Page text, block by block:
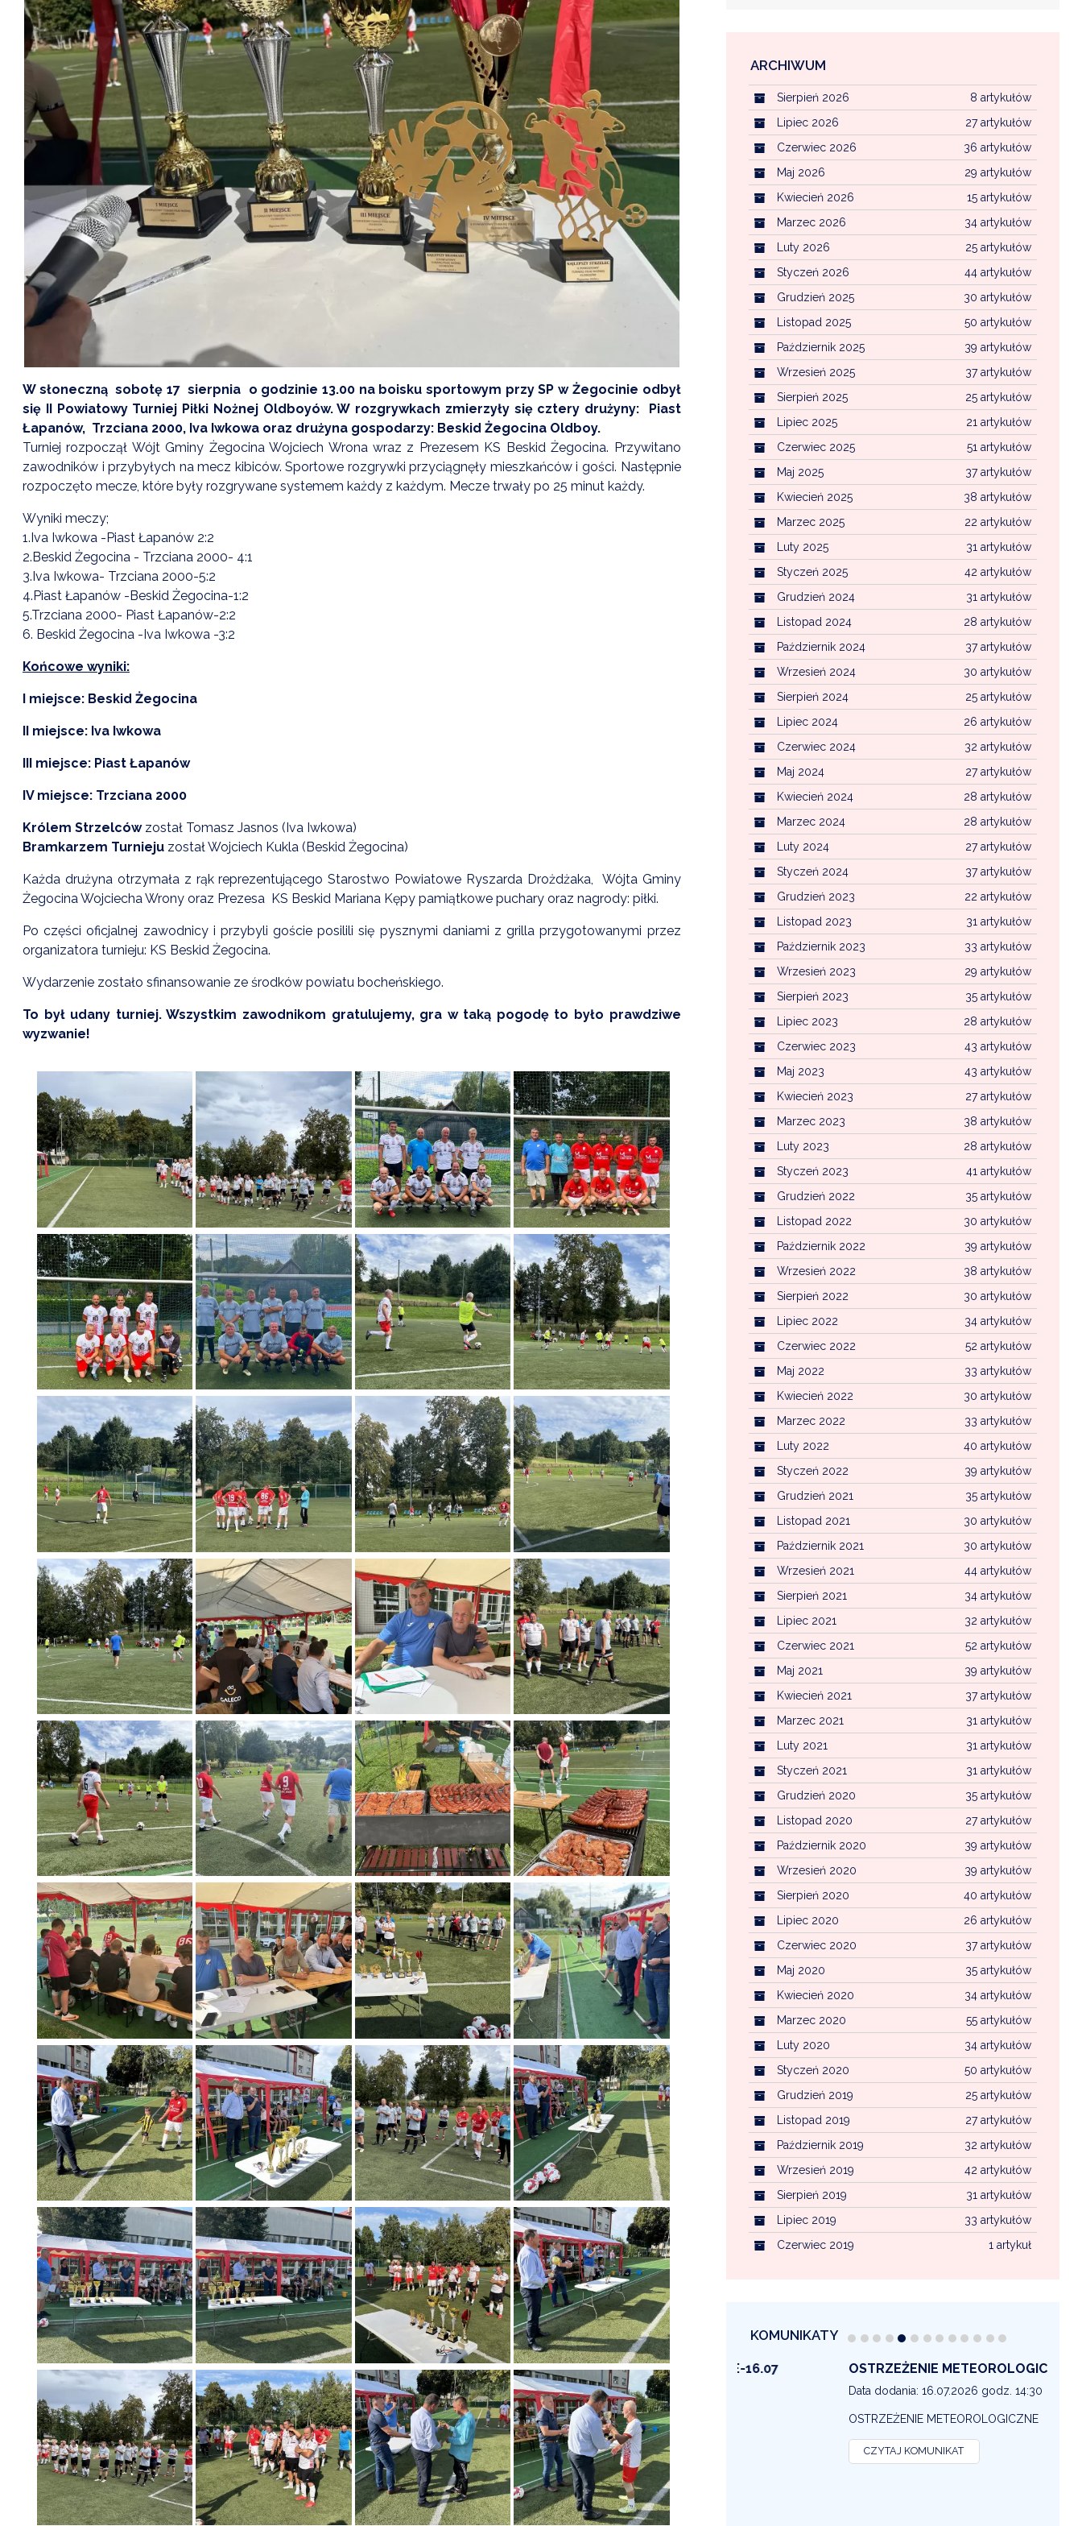
ZDROWIE
CZYSTE POWIETRZE EKOINTERWENCJA
WFOŚ CZYSTE POWIETRZE
CENTRALNA EWIDENCJA EMISYJNOŚCI
GOSPODARKA ODPADAMI KOMUNALNYMI
KOMUNIKACJA
PRZYDATNE STRONY
W słoneczną sobotę 17 sierpnia o godzinie 13.00 na boisku sportowym przy SP w Żegocinie odbył
się II Powiatowy Turniej Piłki Nożnej Oldboyów. W rozgrywkach zmierzyły się cztery drużyny: Piast
Łapanów, Trzciana 2000, Iva Iwkowa oraz drużyna gospodarzy: Beskid Żegocina Oldboy.
Turniej rozpoczął Wójt Gminy Żegocina Wojciech Wrona wraz z Prezesem KS Beskid Żegocina. Przywitano
zawodników i przybyłych na mecz kibiców. Sportowe rozgrywki przyciągnęły mieszkańców i gości. Następnie
rozpoczęto mecze, które były rozgrywane systemem każdy z każdym. Mecze trwały po 25 minut każdy.
Wyniki meczy;
1.Iva Iwkowa -Piast Łapanów 2:2
2.Beskid Żegocina - Trzciana 2000- 4:1
3.Iva Iwkowa- Trzciana 2000-5:2
4.Piast Łapanów -Beskid Żegocina-1:2
5.Trzciana 2000- Piast Łapanów-2:2
6. Beskid Żegocina -Iva Iwkowa -3:2
Końcowe wyniki:
I miejsce: Beskid Żegocina
II miejsce: Iva Iwkowa
III miejsce: Piast Łapanów
IV miejsce: Trzciana 2000
Królem Strzelcówzostał Tomasz Jasnos (Iva Iwkowa)
Bramkarzem Turnieju został Wojciech Kukla (Beskid Żegocina)
Każda drużyna otrzymała z rąk reprezentującego Starostwo Powiatowe Ryszarda Drożdżaka, Wójta Gminy
Żegocina Wojciecha Wrony oraz Prezesa KS Beskid Mariana Kępy pamiątkowe puchary oraz nagrody: piłki.
Po części oficjalnej zawodnicy i przybyli goście posilili się pysznymi daniami z grilla przygotowanymi przez
organizatora turnieju: KS Beskid Żegocina.
Wydarzenie zostało sfinansowanie ze środków powiatu bocheńskiego.
To był udany turniej. Wszystkim zawodnikom gratulujemy, gra w taką pogodę to było prawdziwe
wyzwanie!
ARCHIWUM
8 artykułów
Sierpień 2026
27 artykułów
Lipiec 2026
36 artykułów
Czerwiec 2026
29 artykułów
Maj 2026
15 artykułów
Kwiecień 2026
34 artykułów
Marzec 2026
25 artykułów
Luty 2026
44 artykułów
Styczeń 2026
30 artykułów
Grudzień 2025
50 artykułów
Listopad 2025
39 artykułów
Październik 2025
37 artykułów
Wrzesień 2025
25 artykułów
Sierpień 2025
21 artykułów
Lipiec 2025
51 artykułów
Czerwiec 2025
37 artykułów
Maj 2025
38 artykułów
Kwiecień 2025
22 artykułów
Marzec 2025
31 artykułów
Luty 2025
42 artykułów
Styczeń 2025
31 artykułów
Grudzień 2024
28 artykułów
Listopad 2024
37 artykułów
Październik 2024
30 artykułów
Wrzesień 2024
25 artykułów
Sierpień 2024
26 artykułów
Lipiec 2024
32 artykułów
Czerwiec 2024
27 artykułów
Maj 2024
28 artykułów
Kwiecień 2024
28 artykułów
Marzec 2024
27 artykułów
Luty 2024
37 artykułów
Styczeń 2024
22 artykułów
Grudzień 2023
31 artykułów
Listopad 2023
33 artykułów
Październik 2023
29 artykułów
Wrzesień 2023
35 artykułów
Sierpień 2023
28 artykułów
Lipiec 2023
43 artykułów
Czerwiec 2023
43 artykułów
Maj 2023
27 artykułów
Kwiecień 2023
38 artykułów
Marzec 2023
28 artykułów
Luty 2023
41 artykułów
Styczeń 2023
35 artykułów
Grudzień 2022
30 artykułów
Listopad 2022
39 artykułów
Październik 2022
38 artykułów
Wrzesień 2022
30 artykułów
Sierpień 2022
34 artykułów
Lipiec 2022
52 artykułów
Czerwiec 2022
33 artykułów
Maj 2022
30 artykułów
Kwiecień 2022
33 artykułów
Marzec 2022
40 artykułów
Luty 2022
39 artykułów
Styczeń 2022
35 artykułów
Grudzień 2021
30 artykułów
Listopad 2021
30 artykułów
Październik 2021
44 artykułów
Wrzesień 2021
34 artykułów
Sierpień 2021
32 artykułów
Lipiec 2021
52 artykułów
Czerwiec 2021
39 artykułów
Maj 2021
37 artykułów
Kwiecień 2021
31 artykułów
Marzec 2021
31 artykułów
Luty 2021
31 artykułów
Styczeń 2021
35 artykułów
Grudzień 2020
27 artykułów
Listopad 2020
39 artykułów
Październik 2020
39 artykułów
Wrzesień 2020
40 artykułów
Sierpień 2020
26 artykułów
Lipiec 2020
37 artykułów
Czerwiec 2020
35 artykułów
Maj 2020
34 artykułów
Kwiecień 2020
55 artykułów
Marzec 2020
34 artykułów
Luty 2020
50 artykułów
Styczeń 2020
25 artykułów
Grudzień 2019
27 artykułów
Listopad 2019
32 artykułów
Październik 2019
42 artykułów
Wrzesień 2019
31 artykułów
Sierpień 2019
33 artykułów
Lipiec 2019
1 artykuł
Czerwiec 2019
KOMUNIKATY
17.07 21 LIPCA - ĆWICZENIA ALARM - 26
Data dodania: 17.07.2026 godz. 10:30
Aktualności Wydarzenia Alarm ALARM-26
CZYTAJ KOMUNIKAT
OSTRZEŻENIE HYDROLOGICZNE-16.07
Data dodania: 16.07.2026 godz. 15:00
Ostrzeżenie hydrologiczne
CZYTAJ KOMUNIKAT
OSTRZEŻENIE METEOROLOGICZNE 16-07
Data dodania: 16.07.2026 godz. 14:30
OSTRZEŻENIE METEOROLOGICZNE
CZYTAJ KOMUNIKAT